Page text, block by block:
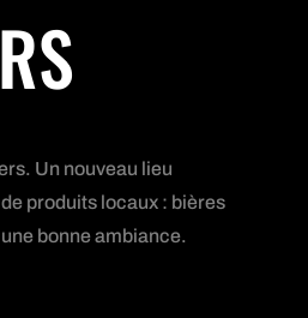
Un nouveau lieu
produits locaux : bières
bonne ambiance.